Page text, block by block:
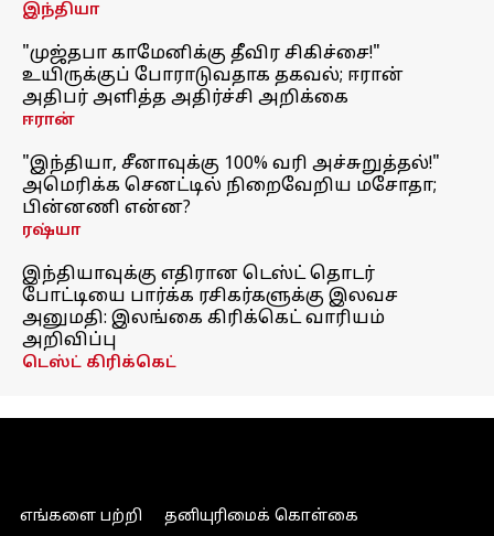
இந்தியா
"முஜ்தபா காமேனிக்கு தீவிர சிகிச்சை!"
உயிருக்குப் போராடுவதாக தகவல்; ஈரான்
அதிபர் அளித்த அதிர்ச்சி அறிக்கை
ஈரான்
"இந்தியா, சீனாவுக்கு 100% வரி அச்சுறுத்தல்!"
அமெரிக்க செனட்டில் நிறைவேறிய மசோதா;
பின்னணி என்ன?
ரஷ்யா
இந்தியாவுக்கு எதிரான டெஸ்ட் தொடர்
போட்டியை பார்க்க ரசிகர்களுக்கு இலவச
அனுமதி: இலங்கை கிரிக்கெட் வாரியம்
அறிவிப்பு
டெஸ்ட் கிரிக்கெட்
எங்களை பற்றி
தனியுரிமைக் கொள்கை